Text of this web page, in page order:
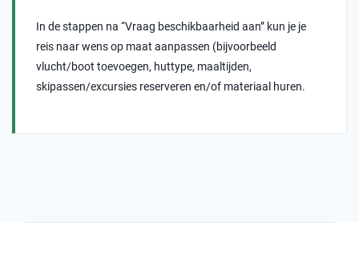
In de stappen na “Vraag beschikbaarheid aan” kun je je
reis naar wens op maat aanpassen (bijvoorbeeld
vlucht/boot toevoegen, huttype, maaltijden,
skipassen/excursies reserveren en/of materiaal huren.